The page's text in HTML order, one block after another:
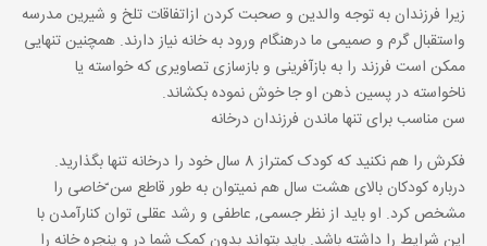
زیرا فرزندان به توجه والدین و صحبت کردن ازاتفاقات تلخ و شیرین مدرسه
واستقبال گرم و صمیمی ما درهنگام ورود به خانه نیاز دارند. همچنین تنهایی
ممکن است فرزند را به بازآفرینی و بازسازی تصاویری که خواسته یا
ناخواسته در پسین ذهن او جا خوش نموده بکشاند.
سن مناسب برای تنها ماندن فرزندان درخانه
فکرش را هم نکنید که کودک کمتراز 8 سال خود را درخانه تنها بگذارید.
درباره کودکان بالای هشت سال هم نمیتوان به طور قاطع سن ّخاصی را
مشخص کرد. او باید از نظر جسمی, عاطفی و رشد عقلی توان کنارآمدن با
این شرایط را داشته باشد. باید بتواند بدون کمک شما در و پنجره خانه را